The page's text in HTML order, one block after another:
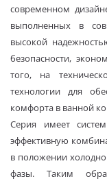
современном
выполненных в
высокой
безопасности,
того, на
технологии для
комфорта в ванной
Серия имеет
эффективную
в положении
фазы. Таким